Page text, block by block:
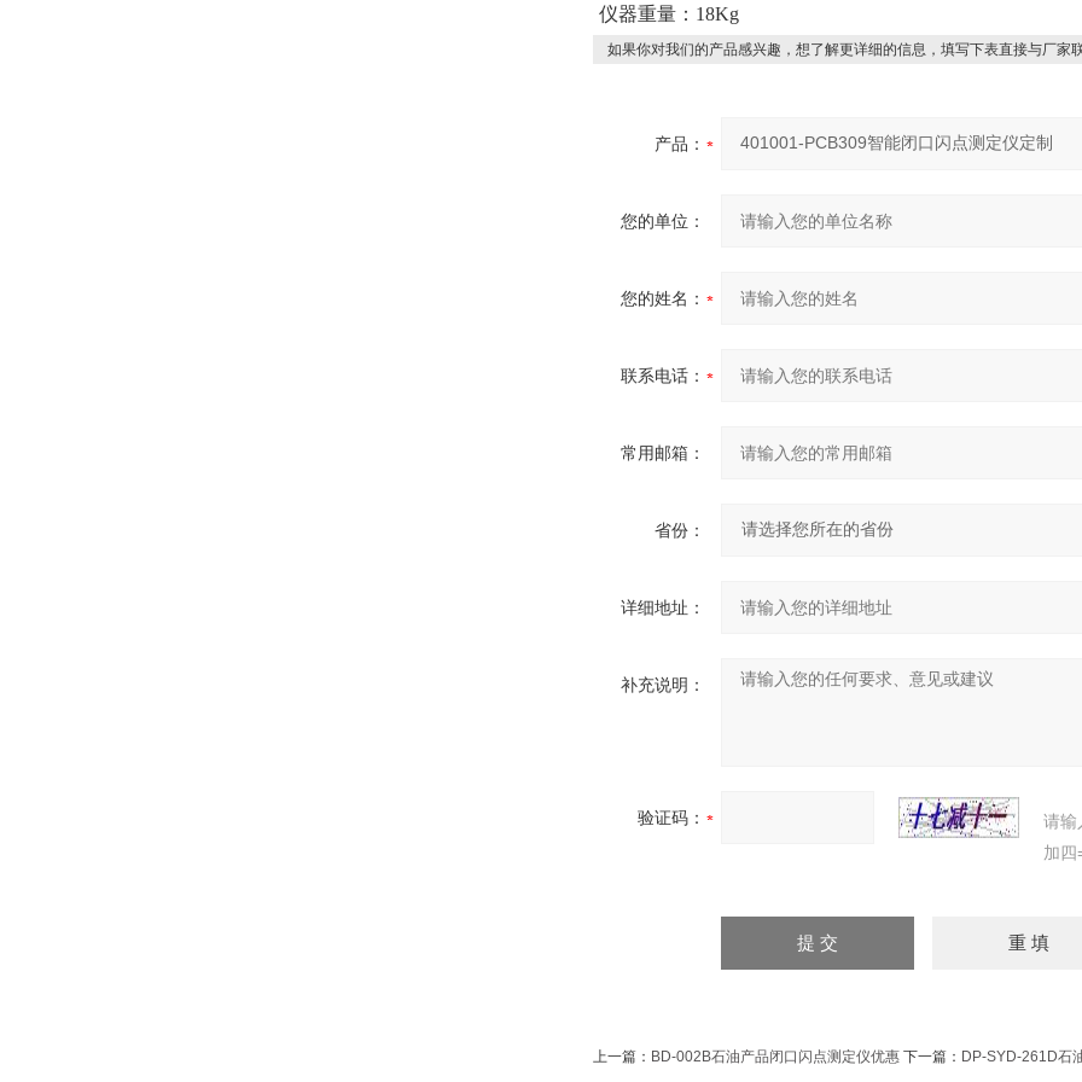
仪器重量：18Kg
如果你对我们的产品感兴趣，想了解更详细的信息，填写下表直接与厂家
产品：
您的单位：
您的姓名：
联系电话：
常用邮箱：
省份：
详细地址：
补充说明：
验证码：
请输
加四
上一篇： BD-002B石油产品闭口闪点测定仪优惠 下一篇： DP-SYD-261D石